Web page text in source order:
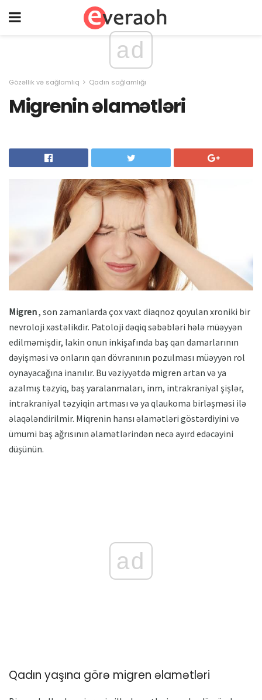
ad
Gözəllik və sağlamlıq Qadın sağlamlığı
Migrenin əlamətləri
Migren, son zamanlarda çox vaxt diaqnoz qoyulan xroniki bir
nevroloji xəstəlikdir. Patoloji dəqiq səbəbləri hələ müəyyən
edilməmişdir, lakin onun inkişafında baş qan damarlarının
dəyişməsi və onların qan dövranının pozulması müəyyən rol
oynayacağına inanılır. Bu vəziyyətdə migren artan və ya
azalmış təzyiq, baş yaralanmaları, inm, intrakraniyal şişlər,
intrakraniyal təzyiqin artması və ya qlaukoma birləşməsi ilə
əlaqələndirilmir. Miqrenin hansı əlamətləri göstərdiyini və
ümumi baş ağrısının əlamətlərindən necə ayırd edəcəyini
düşünün.
ad
Qadın yaşına görə migren əlamətləri